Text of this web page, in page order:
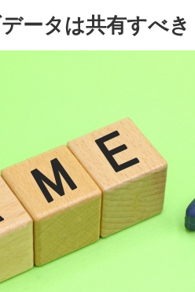
ータは共有すべ